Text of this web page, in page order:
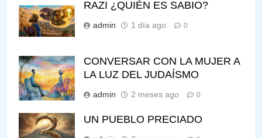
RAZI ¿QUIÉN ES SABIO?
admin 1 día ago 0
CONVERSAR CON LA MUJER A
LA LUZ DEL JUDAÍSMO
admin 2 meses ago 0
UN PUEBLO PRECIADO